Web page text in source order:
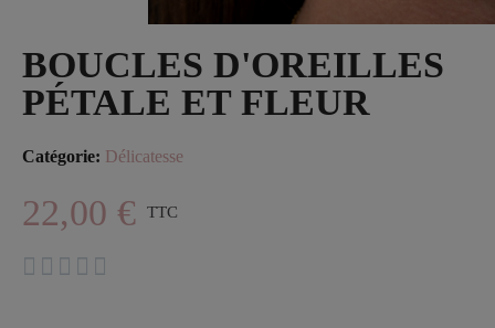
BOUCLES D'OREILLES
PÉTALE ET FLEUR
Catégorie Délicatesse
22,00 € TTC
    